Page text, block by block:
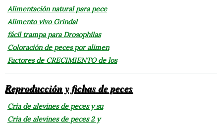
Alimentación natural para pece
Alimento vivo Grindal
fácil trampa para Drosophilas
Coloración de peces por alimen
Factores de CRECIMIENTO de los
Reproducción y fichas de peces
Cria de alevines de peces y su
Cria de alevines de peces 2 y